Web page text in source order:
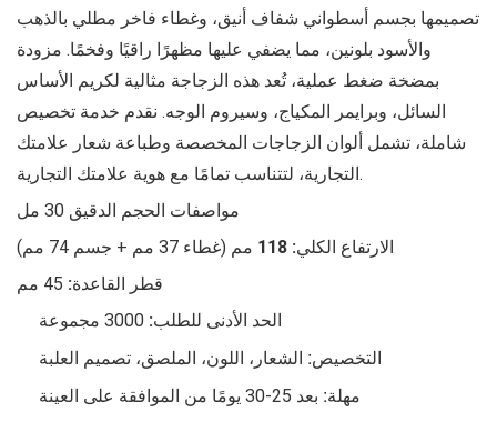
تصميمها بجسم أسطواني شفاف أنيق، وغطاء فاخر مطلي بالذهب
والأسود بلونين، مما يضفي عليها مظهرًا راقيًا وفخمًا. مزودة
بمضخة ضغط عملية، تُعد هذه الزجاجة مثالية لكريم الأساس
السائل، وبرايمر المكياج، وسيروم الوجه. نقدم خدمة تخصيص
شاملة، تشمل ألوان الزجاجات المخصصة وطباعة شعار علامتك
التجارية، لتتناسب تمامًا مع هوية علامتك التجارية.
مواصفات الحجم الدقيق 30 مل
الارتفاع الكلي: 118
مم (غطاء 37 مم + جسم 74 مم)
قطر القاعدة: 45 مم
الحد الأدنى للطلب: 3000 مجموعة
التخصيص: الشعار، اللون، الملصق، تصميم العلبة
مهلة: بعد 25-30 يومًا من الموافقة على العينة